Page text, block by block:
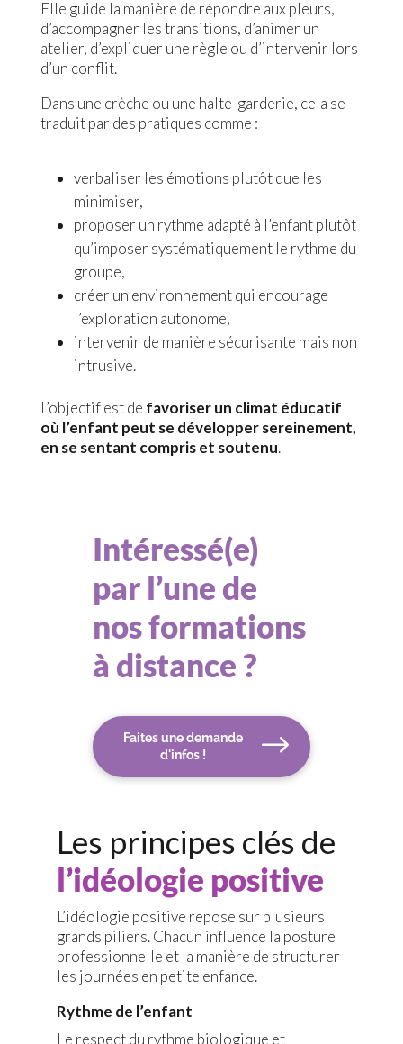
Elle guide la manière de répondre aux pleurs,
d’accompagner les transitions, d’animer un
atelier, d’expliquer une règle ou d’intervenir lors
d’un conflit.
Dans une crèche ou une halte-garderie, cela se
traduit par des pratiques comme :
verbaliser les émotions plutôt que les
minimiser,
proposer un rythme adapté à l’enfant plutôt
qu’imposer systématiquement le rythme du
groupe,
créer un environnement qui encourage
l’exploration autonome,
intervenir de manière sécurisante mais non
intrusive.
L’objectif est de favoriser un climat éducatif
où l’enfant peut se développer sereinement,
en se sentant compris et soutenu.
Intéressé(e)
par l’une de
nos formations
à distance ?
Faites une demande
d'infos !
Les principes clés de
l’idéologie positive
L’idéologie positive repose sur plusieurs
grands piliers. Chacun influence la posture
professionnelle et la manière de structurer
les journées en petite enfance.
Rythme de l’enfant
Le respect du rythme biologique et